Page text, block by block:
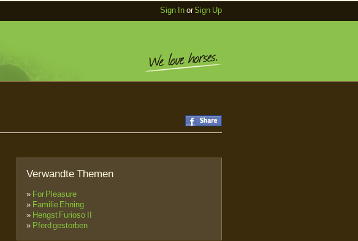
Sign InorSign Up
Verwandte Themen
» For Pleasure
» Familie Ehning
» Hengst Furioso II
» Pferd gestorben